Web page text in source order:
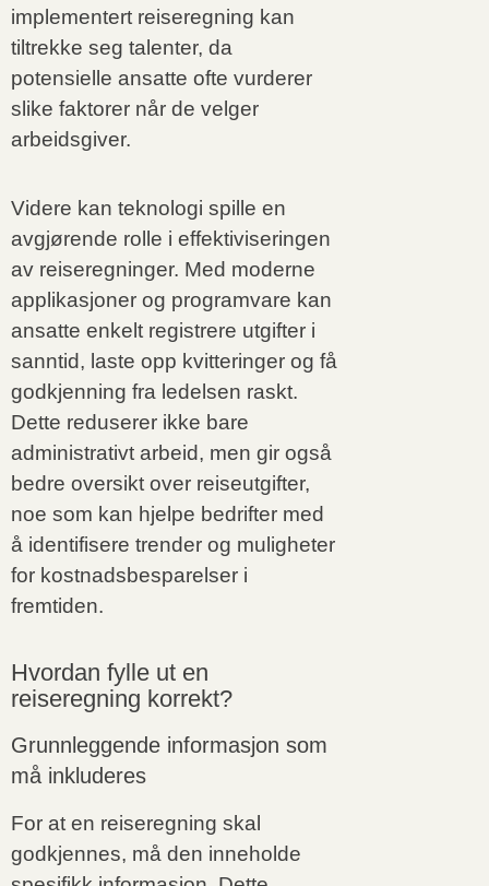
implementert reiseregning kan
tiltrekke seg talenter, da
potensielle ansatte ofte vurderer
slike faktorer når de velger
arbeidsgiver.
Videre kan teknologi spille en
avgjørende rolle i effektiviseringen
av reiseregninger. Med moderne
applikasjoner og programvare kan
ansatte enkelt registrere utgifter i
sanntid, laste opp kvitteringer og få
godkjenning fra ledelsen raskt.
Dette reduserer ikke bare
administrativt arbeid, men gir også
bedre oversikt over reiseutgifter,
noe som kan hjelpe bedrifter med
å identifisere trender og muligheter
for kostnadsbesparelser i
fremtiden.
Hvordan fylle ut en
reiseregning korrekt?
Grunnleggende informasjon som
må inkluderes
For at en reiseregning skal
godkjennes, må den inneholde